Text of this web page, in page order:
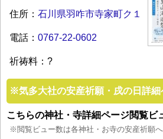
住所： 石川県羽咋市寺家町ク１
電話： 0767-22-0602
祈祷料：?
※気多大社の安産祈願・戌の日詳細
こちらの神社・寺詳細ページ閲覧ビ
※閲覧ビュー数は各神社・お寺の安産祈願